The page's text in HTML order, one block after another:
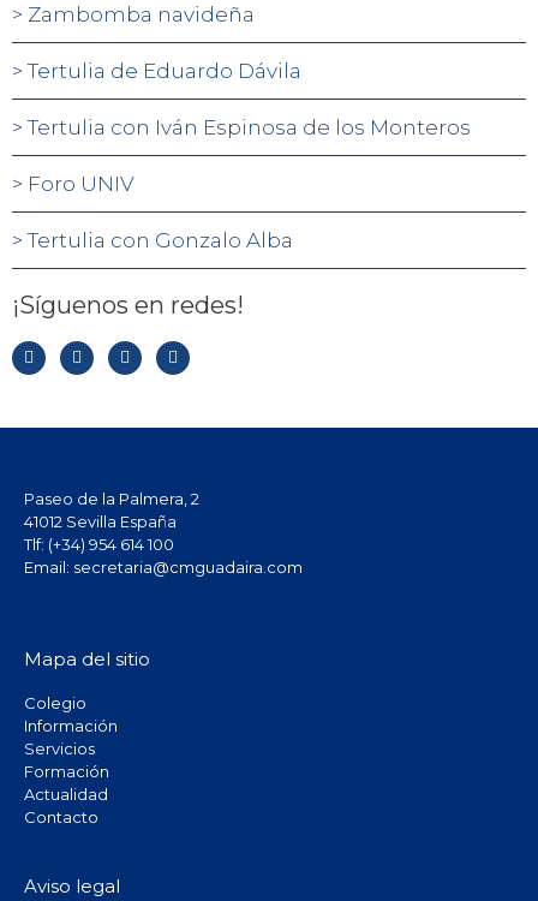
Zambomba navideña
Tertulia de Eduardo Dávila
Tertulia con Iván Espinosa de los Monteros
Foro UNIV
Tertulia con Gonzalo Alba
¡Síguenos en redes!
Paseo de la Palmera, 2
41012 Sevilla España
Tlf: (+34) 954 614 100
Email: secretaria@cmguadaira.com
Mapa del sitio
Colegio
Información
Servicios
Formación
Actualidad
Contacto
Aviso legal